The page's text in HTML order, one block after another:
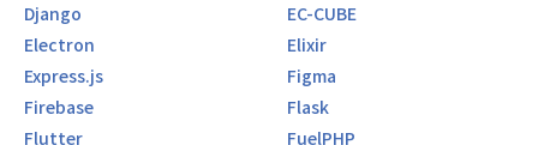
Django
EC-CUBE
Electron
Elixir
Express.js
Figma
Firebase
Flask
Flutter
FuelPHP